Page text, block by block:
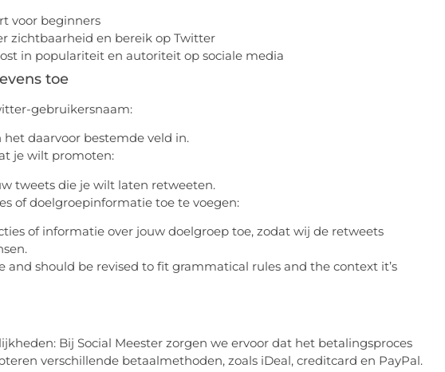
voor beginners
zichtbaarheid en bereik op Twitter
in populariteit en autoriteit op sociale media
toe
gebruikersnaam:
daarvoor bestemde veld in.
je wilt promoten:
tweets die je wilt laten retweeten.
of doelgroepinformatie toe te voegen:
of informatie over jouw doelgroep toe, zodat wij de retweets
and should be revised to fit grammatical rules and the context it’s
Bij Social Meester zorgen we ervoor dat het betalingsproces
verschillende betaalmethoden, zoals iDeal, creditcard en PayPal.